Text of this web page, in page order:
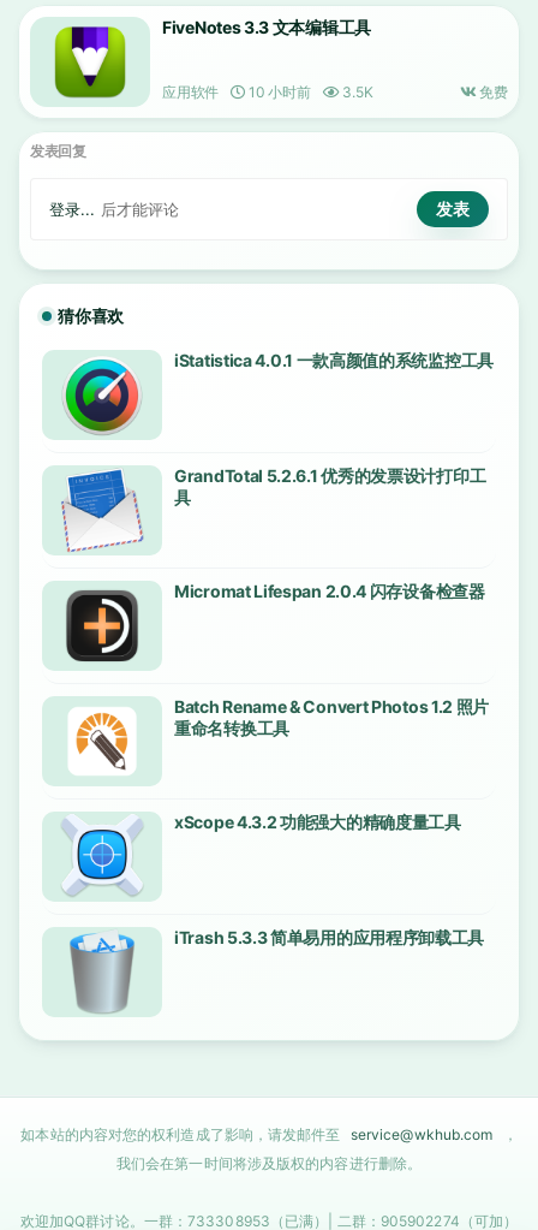
FiveNotes 3.3 文本编辑工具
应用软件 10 小时前 3.5K 免费
发表回复
登录... 后才能评论
猜你喜欢
iStatistica 4.0.1 一款高颜值的系统监控工具
GrandTotal 5.2.6.1 优秀的发票设计打印工
具
Micromat Lifespan 2.0.4 闪存设备检查器
Batch Rename & Convert Photos 1.2 照片
重命名转换工具
xScope 4.3.2 功能强大的精确度量工具
iTrash 5.3.3 简单易用的应用程序卸载工具
如本站的内容对您的权利造成了影响，请发邮件至 service@wkhub.com
，
我们会在第一时间将涉及版权的内容进行删除。
欢迎加QQ群讨论。一群：733308953（已满）| 二群：905902274（可加）